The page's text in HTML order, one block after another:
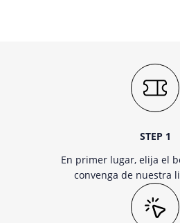
STEP 1
En primer lugar, elija el
convenga de nuestra